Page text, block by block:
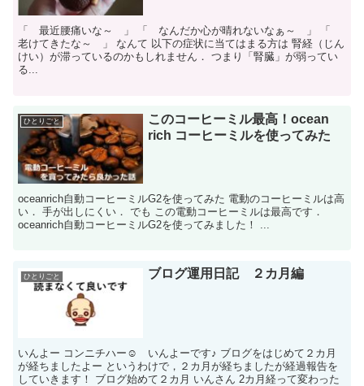
「 最近腰痛いな～ 」 「 なんだか心が晴れないなぁ～ 」 「
老けてきたな～ 」 なんて 以下の症状に当てはまる方は 腎経（じん
けい）が滞っているのかもしれません． つまり「腎臓」が弱ってい
る...
ひとりごと
このコーヒーミル最高！ocean
rich コーヒーミルを使ってみた
oceanrich自動コーヒーミルG2を使ってみた 電動のコーヒーミルは高
い． 手が出しにくい． でも この電動コーヒーミルは最高です．
oceanrich自動コーヒーミルG2を使ってみました！ ...
ひとりごと ブログ運用日記 ２カ月編
いんよー コンニチハー☺ いんよーです♪ ブログをはじめて２カ月
が経ちましたよー というわけで，２カ月が経ちましたが経過報告を
していきます！ ブログ始めて２カ月 いんさん 2カ月経って変わった